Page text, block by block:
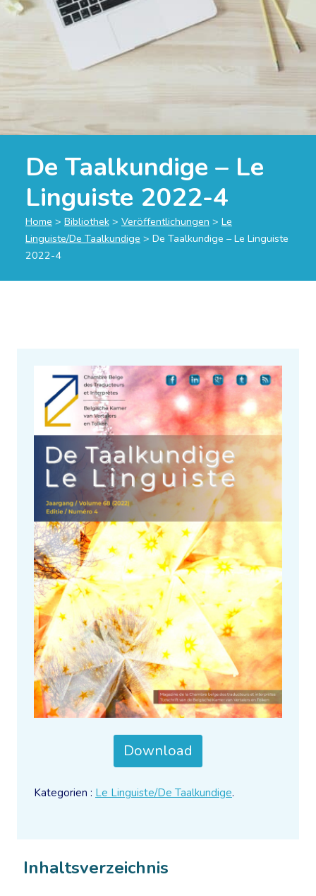
De Taalkundige – Le
Linguiste 2022-4
Home > Bibliothek > Veröffentlichungen > Le
Linguiste/De Taalkundige > De Taalkundige – Le Linguiste
2022-4
Inhaltsverzeichnis
Download
Kategorien : Le Linguiste/De Taalkundige.